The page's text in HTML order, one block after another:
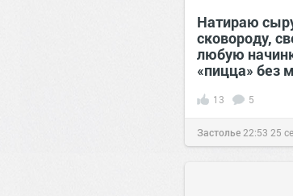
Натираю
сковороду,
любую
«пицца» без
13 5
Застолье 22:53 25